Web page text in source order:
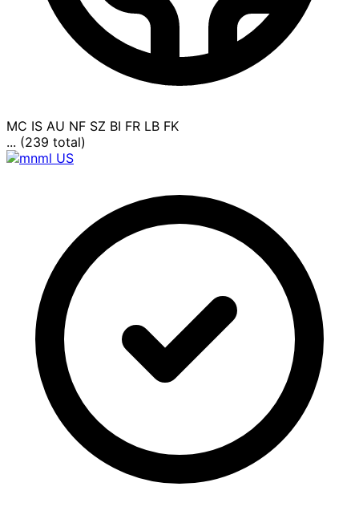
MC IS AU NF SZ BI FR LB FK
... (239 total)